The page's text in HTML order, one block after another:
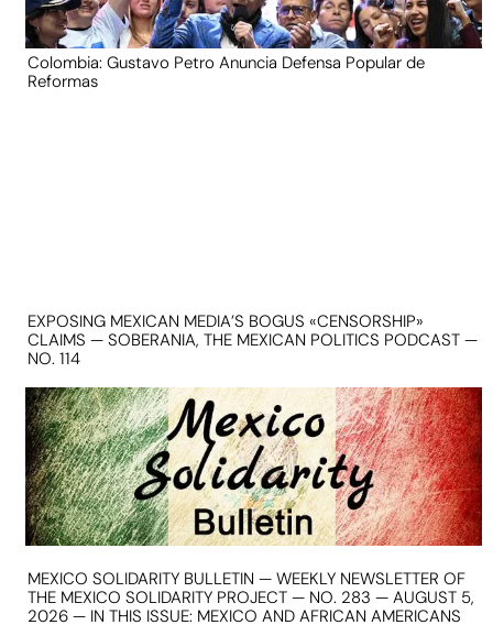
Colombia: Gustavo Petro Anuncia Defensa Popular de
Reformas
EXPOSING MEXICAN MEDIA’S BOGUS «CENSORSHIP»
CLAIMS — SOBERANIA, THE MEXICAN POLITICS PODCAST —
NO. 114
MEXICO SOLIDARITY BULLETIN — WEEKLY NEWSLETTER OF
THE MEXICO SOLIDARITY PROJECT — NO. 283 — AUGUST 5,
2026 — IN THIS ISSUE: MEXICO AND AFRICAN AMERICANS